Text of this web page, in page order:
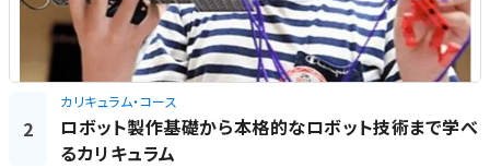
2
カリキュラム・コース
ロボット製作基礎から本格的なロボット技術まで学べ
るカリキュラム